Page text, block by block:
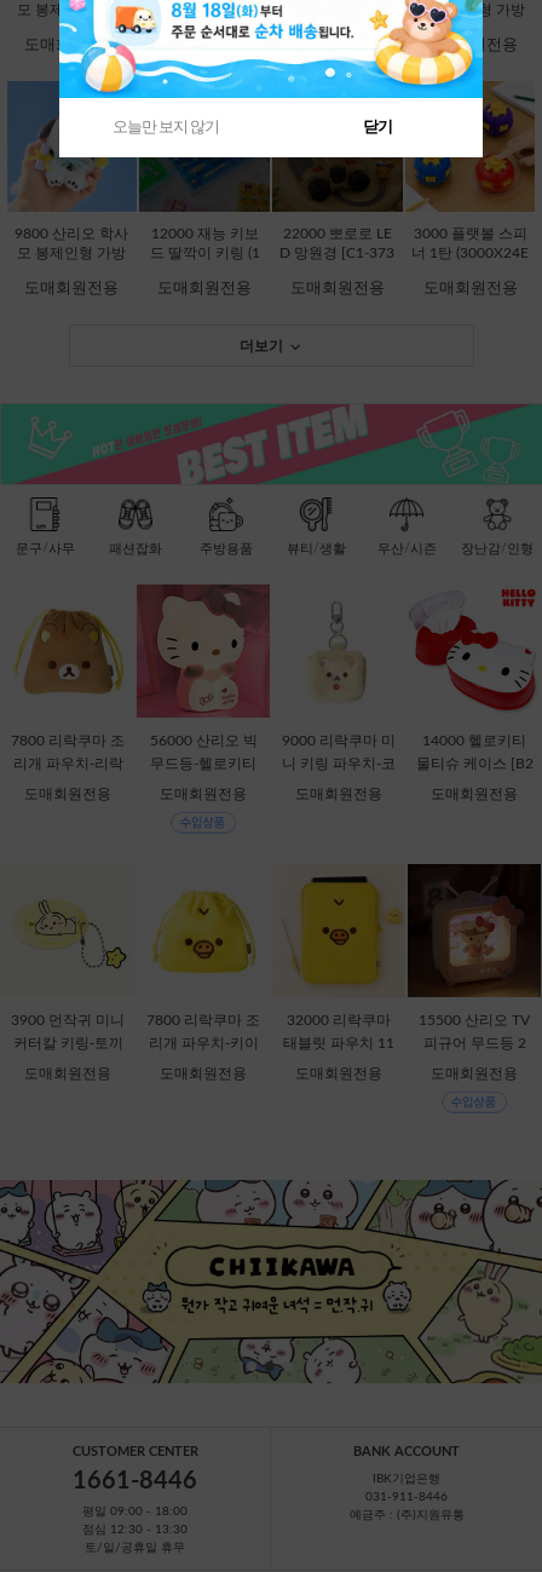
모 봉제인형 가방
고리 13cm-시나모
롤 [B2-083203]
도매회원전용
모 봉제인형 가방
고리 13cm-쿠로미
모 봉제인형 가방
고리 13cm-한교동
[B2-083234]
도매회원전용
모 봉제인형 가방
고리 13cm-폼폼푸
린 [B2-083210]
도매회원전용
9800 산리오 학사
모 봉제인형 가방
[B2-083227]
도매회원전용
12000 재능 키보
드 딸깍이 키링 (1
45048]
도매회원전용
22000 뽀로로 LE
D 망원경 [C1-373
도매회원전용
3000 플랫볼 스피
너 1탄 (3000X24E
도매회원전용
더보기
문구/사무 패션잡화 주방용품 뷰티/생활 우산/시즌 장난감/인형
7800 리락쿠마 조
리개 파우치-리락
쿠마 [C2-068735]
도매회원전용
56000 산리오 빅
무드등-헬로키티
[C1-315167]
도매회원전용
9000 리락쿠마 미
니 키링 파우치-코
리락쿠마 [C2-069
도매회원전용
14000 헬로키티
물티슈 케이스 [B2
-378816]
도매회원전용
3900 먼작귀 미니
커터칼 키링-토끼
[C1-068537] 할인
도매회원전용
7800 리락쿠마 조
리개 파우치-키이
로이토리 [C2-068
도매회원전용
32000 리락쿠마
태블릿 파우치 11
인치-키이로이토
도매회원전용
15500 산리오 TV
피규어 무드등 2
탄-헬로키티 [C1-7
도매회원전용
CUSTOMER CENTER
1661-8446
평일 09:00 - 18:00
점심 12:30 - 13:30
토/일/공휴일 휴무
BANK ACCOUNT
IBK기업은행
031-911-8446
예금주 : (주)지원유통
오늘만 보지 않기 닫기